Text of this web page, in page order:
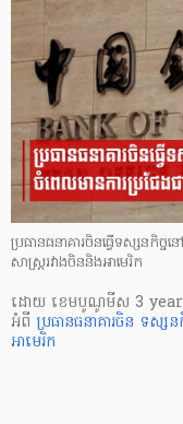
ប្រធានធនាគារចិនធ្វើទស្សនកិច្
សាស្ត្ររវាងចិននិងអាមេរិក
ដោយ ​ ខេមបូណូមីស 3
អំពី ប្រធានធនាគារចិន ទស្សន
អាមេរិក